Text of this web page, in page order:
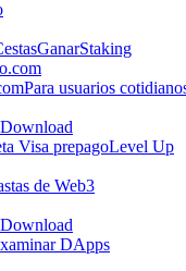
GanarStaking
Para usuarios
Visa prepagoLevel Up
de Web3
DApps